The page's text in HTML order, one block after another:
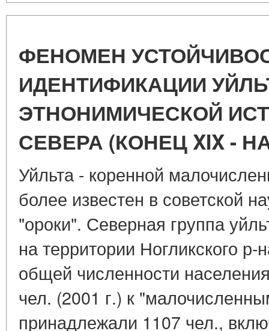
ФЕНОМЕН
ИДЕНТИФИКАЦИИ
ЭТНОНИМИЧЕСКОЙ
СЕВЕРА (КОНЕЦ XIX -
Уйльта - коренной
более известен в советской
"ороки". Северная группа
на территории Ногликского
общей численности
чел. (2001 г.) к
принадлежали 1107 чел.,